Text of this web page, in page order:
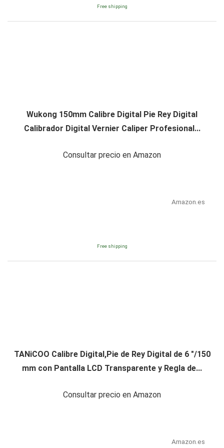
Free shipping
Wukong 150mm Calibre Digital Pie Rey Digital
Calibrador Digital Vernier Caliper Profesional...
Consultar precio en Amazon
Amazon.es
Free shipping
TANiCOO Calibre Digital,Pie de Rey Digital de 6 "/150
mm con Pantalla LCD Transparente y Regla de...
Consultar precio en Amazon
Amazon.es